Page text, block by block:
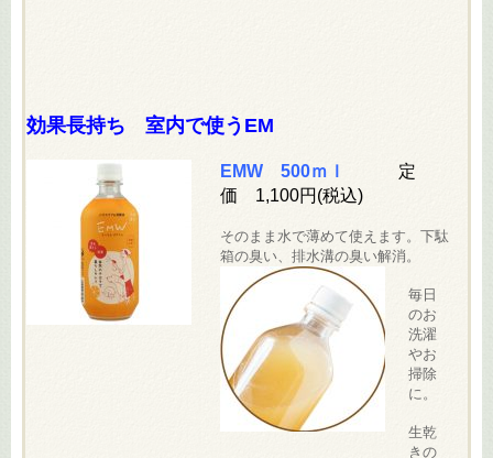
効果長持ち 室内で使うEM
EMW 500ｍｌ 定
価 1,100円(税込)
そのまま水で薄めて使えます。下駄
箱の臭い、排水溝の臭い解消。
毎日
のお
洗濯
やお
掃除
に。
生乾
きの